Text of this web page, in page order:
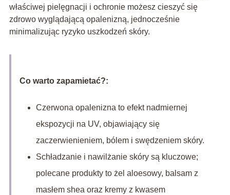
właściwej pielęgnacji i ochronie możesz cieszyć się
zdrowo wyglądającą opalenizną, jednocześnie
minimalizując ryzyko uszkodzeń skóry.
Co warto zapamietać?:
Czerwona opalenizna to efekt nadmiernej
ekspozycji na UV, objawiający się
zaczerwienieniem, bólem i swędzeniem skóry.
Schładzanie i nawilżanie skóry są kluczowe;
polecane produkty to żel aloesowy, balsam z
masłem shea oraz kremy z kwasem